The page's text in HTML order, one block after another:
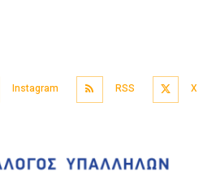
Instagram RSS X